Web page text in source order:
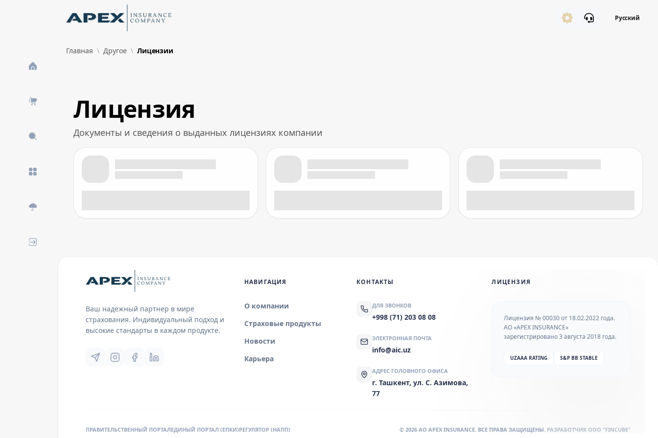
Русский
Главная Другое Лицензии
Лицензия
Документы и сведения о выданных лицензиях компании
Лицензия
Ваш надежный партнер в мире
страхования. Индивидуальный подход и
высокие стандарты в каждом продукте.
НАВИГАЦИЯ
О компании
Страховые продукты
Новости
Карьера
КОНТАКТЫ
ДЛЯ ЗВОНКОВ
+998 (71) 203 08 08
ЭЛЕКТРОННАЯ ПОЧТА
info@aic.uz
АДРЕС ГОЛОВНОГО ОФИСА
г. Ташкент, ул. С. Азимова,
77
ЛИЦЕНЗИЯ
Лицензия № 00030 от 18.02.2022 года.
АО «APEX INSURANCE»
зарегистрировано 3 августа 2018 года.
UZAAA RATING S&P BB STABLE
ПРАВИТЕЛЬСТВЕННЫЙ ПОРТАЛЕДИНЫЙ ПОРТАЛ (ЕПКИ)РЕГУЛЯТОР (НАПП) © 2026 AO APEX INSURANCE. ВСЕ ПРАВА ЗАЩИЩЕНЫ. РАЗРАБОТЧИК OOO "FINCUBE"